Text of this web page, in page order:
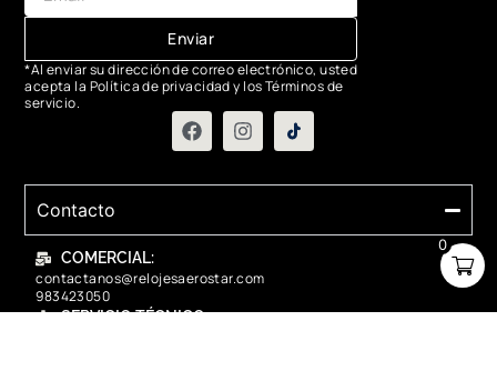
0
Enviar
*Al enviar su dirección de correo electrónico, usted
acepta la Política de privacidad y los Términos de
servicio.
Contacto
COMERCIAL:
contactanos@relojesaerostar.com
983423050
SERVICIO TÉCNICO: